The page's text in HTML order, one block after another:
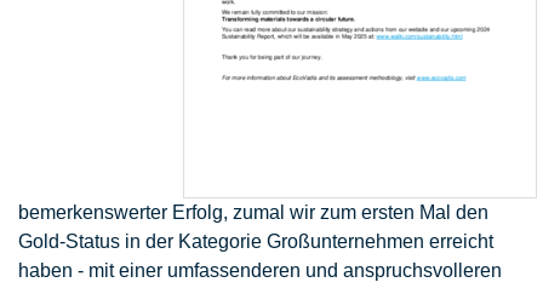
bemerkenswerter Erfolg, zumal wir zum ersten Mal den
Gold-Status in der Kategorie Großunternehmen erreicht
haben - mit einer umfassenderen und anspruchsvolleren